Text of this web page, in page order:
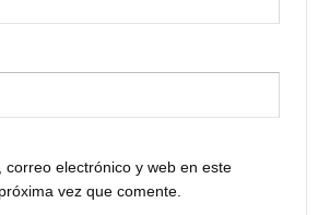
correo electrónico y web en este
vez que comente.